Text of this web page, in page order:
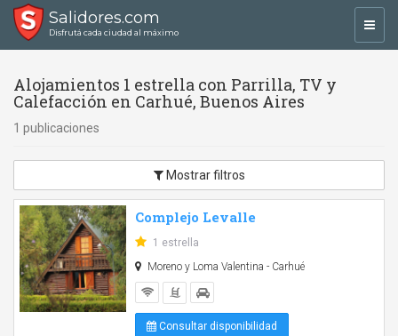
Salidores.com
Disfrutá cada ciudad al máximo
Alojamientos 1 estrella con Parrilla, TV y
Calefacción en Carhué, Buenos Aires
1 publicaciones
Mostrar filtros
Complejo Levalle
1 estrella
Moreno y Loma Valentina - Carhué
Consultar disponibilidad